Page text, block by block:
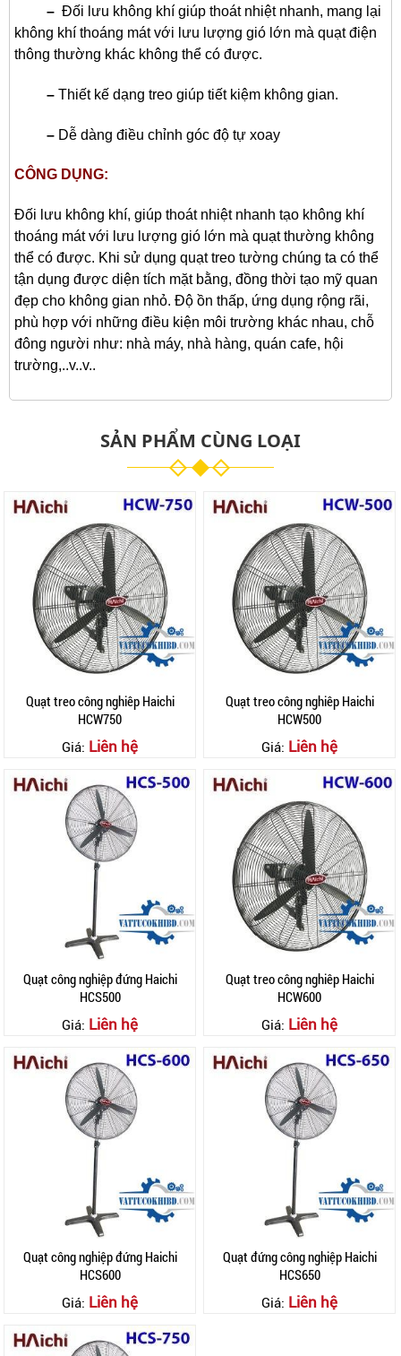
– Đối lưu không khí giúp thoát nhiệt nhanh, mang lại
không khí thoáng mát với lưu lượng gió lớn mà quạt điện
thông thường khác không thể có được.
– Thiết kế dạng treo giúp tiết kiệm không gian.
– Dễ dàng điều chỉnh góc độ tự xoay
CÔNG DỤNG:
Đối lưu không khí, giúp thoát nhiệt nhanh tạo không khí
thoáng mát với lưu lượng gió lớn mà quạt thường không
thể có được. Khi sử dụng quạt treo tường chúng ta có thể
tận dụng được diện tích mặt bằng, đồng thời tạo mỹ quan
đẹp cho không gian nhỏ. Độ ồn thấp, ứng dụng rộng rãi,
phù hợp với những điều kiện môi trường khác nhau, chỗ
đông người như: nhà máy, nhà hàng, quán cafe, hội
trường,..v..v..
SẢN PHẨM CÙNG LOẠI
Quạt treo công nghiêp Haichi
HCW750
Giá: Liên hệ
Quạt treo công nghiêp Haichi
HCW500
Giá: Liên hệ
Quạt công nghiệp đứng Haichi
HCS500
Giá: Liên hệ
Quạt treo công nghiêp Haichi
HCW600
Giá: Liên hệ
Quạt công nghiệp đứng Haichi
HCS600
Giá: Liên hệ
Quạt đứng công nghiệp Haichi
HCS650
Giá: Liên hệ